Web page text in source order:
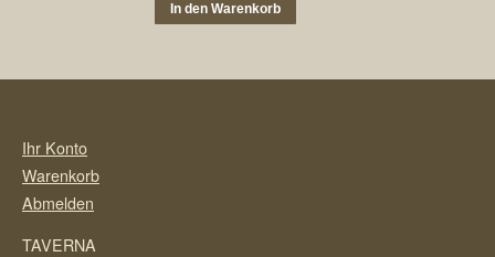
In den Warenkorb
Ihr Konto
Warenkorb
Abmelden
TAVERNA